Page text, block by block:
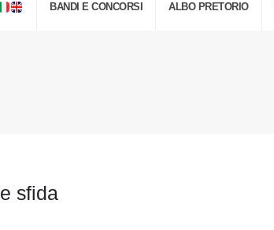
BANDI E CONCORSI ALBO PRETORIO
sfida